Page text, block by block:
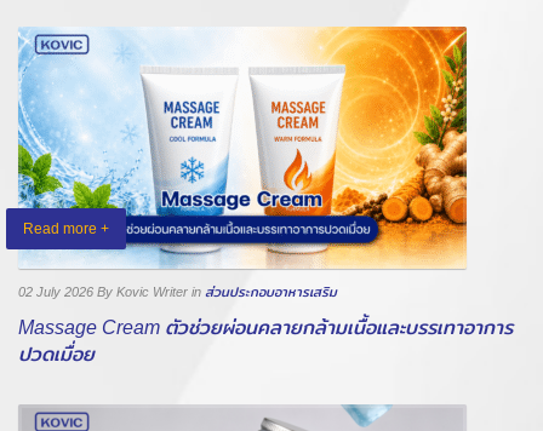
Read more +
02 July 2026By Kovic Writerinส่วนประกอบอาหารเสริม
Massage Cream ตัวช่วยผ่อนคลายกล้ามเนื้อและบรรเทาอาการ
ปวดเมื่อย